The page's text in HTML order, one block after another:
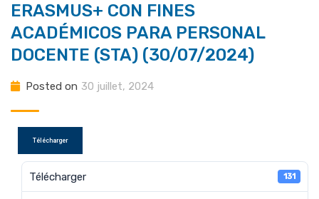
ERASMUS+ CON FINES
ACADÉMICOS PARA PERSONAL
DOCENTE (STA) (30/07/2024)
Posted on 30 juillet, 2024
Télécharger
Télécharger 131